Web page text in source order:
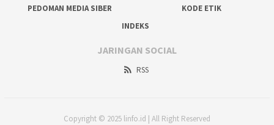
PEDOMAN MEDIA SIBER
KODE ETIK
INDEKS
JARINGAN SOCIAL
RSS
Copyright © 2025 linfo.id | All Right Reserved